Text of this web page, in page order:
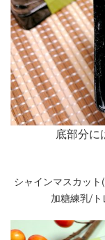
底部分に
シャインマスカッ
加糖練乳/